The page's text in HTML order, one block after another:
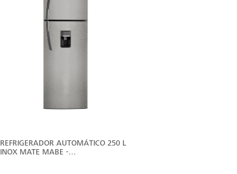
REFRIGERADOR AUTOMÁTICO 250 L
INOX MATE MABE -